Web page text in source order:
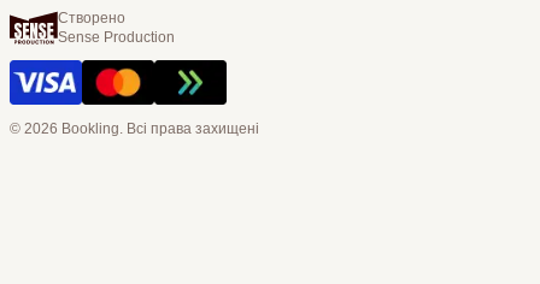
Створено
Sense Production
© 2026 Bookling. Всі права захищені